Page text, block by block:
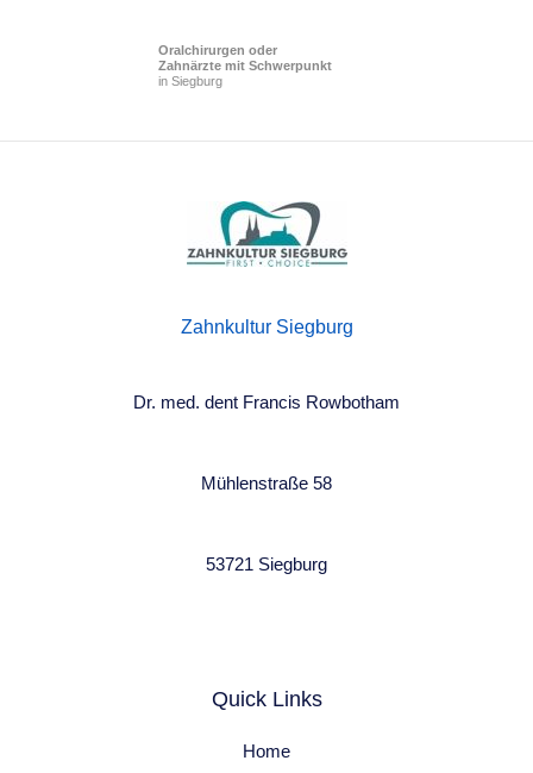
Oralchirurgen oder
Zahnärzte mit Schwerpunkt
in Siegburg
Zahnkultur Siegburg
Dr. med. dent Francis Rowbotham
Mühlenstraße 58
53721 Siegburg
Quick Links
Home